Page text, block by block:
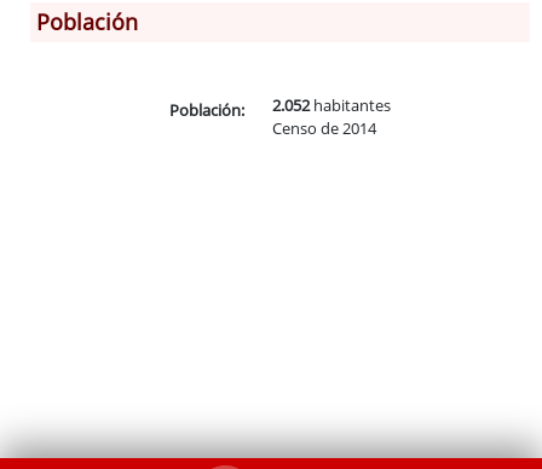
Población
Población: 2.052habitantes
Censo de 2014